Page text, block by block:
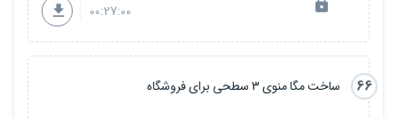
00:27:00
66 ساخت مگا منوی 3 سطحی برای فروشگاه